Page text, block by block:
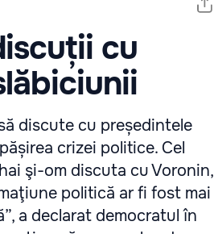
cu
discute cu președintele
crizei politice. Cel
şi-om discuta cu Voronin,
politică ar fi fost mai
a declarat democratul în